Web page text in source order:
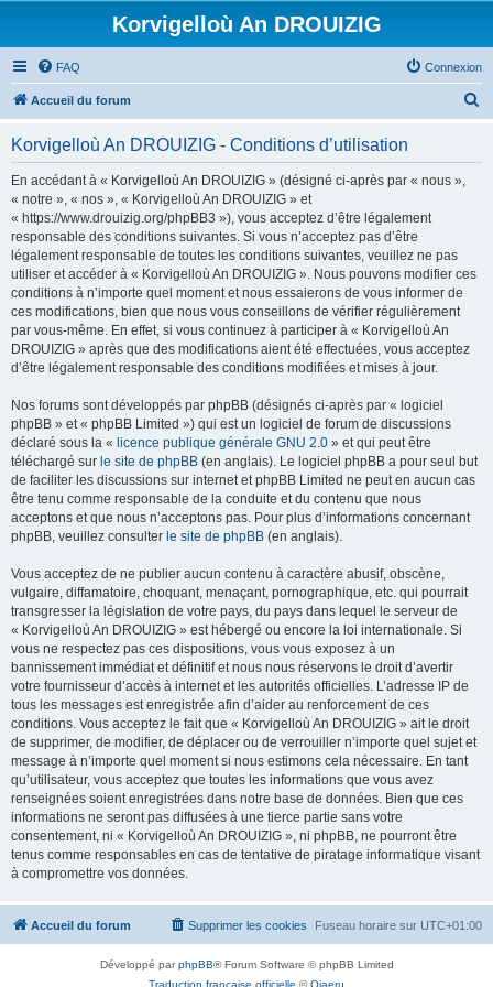
Korvigelloù An DROUIZIG
FAQ Connexion
Accueil du forum
Korvigelloù An DROUIZIG - Conditions d’utilisation
En accédant à « Korvigelloù An DROUIZIG » (désigné ci-après par « nous »,
« notre », « nos », « Korvigelloù An DROUIZIG » et
« https://www.drouizig.org/phpBB3 »), vous acceptez d’être légalement
responsable des conditions suivantes. Si vous n’acceptez pas d’être
légalement responsable de toutes les conditions suivantes, veuillez ne pas
utiliser et accéder à « Korvigelloù An DROUIZIG ». Nous pouvons modifier ces
conditions à n’importe quel moment et nous essaierons de vous informer de
ces modifications, bien que nous vous conseillons de vérifier régulièrement
par vous-même. En effet, si vous continuez à participer à « Korvigelloù An
DROUIZIG » après que des modifications aient été effectuées, vous acceptez
d’être légalement responsable des conditions modifiées et mises à jour.
Nos forums sont développés par phpBB (désignés ci-après par « logiciel
phpBB » et « phpBB Limited ») qui est un logiciel de forum de discussions
déclaré sous la « licence publique générale GNU 2.0 » et qui peut être
téléchargé sur le site de phpBB (en anglais). Le logiciel phpBB a pour seul but
de faciliter les discussions sur internet et phpBB Limited ne peut en aucun cas
être tenu comme responsable de la conduite et du contenu que nous
acceptons et que nous n’acceptons pas. Pour plus d’informations concernant
phpBB, veuillez consulter le site de phpBB (en anglais).
Vous acceptez de ne publier aucun contenu à caractère abusif, obscène,
vulgaire, diffamatoire, choquant, menaçant, pornographique, etc. qui pourrait
transgresser la législation de votre pays, du pays dans lequel le serveur de
« Korvigelloù An DROUIZIG » est hébergé ou encore la loi internationale. Si
vous ne respectez pas ces dispositions, vous vous exposez à un
bannissement immédiat et définitif et nous nous réservons le droit d’avertir
votre fournisseur d’accès à internet et les autorités officielles. L’adresse IP de
tous les messages est enregistrée afin d’aider au renforcement de ces
conditions. Vous acceptez le fait que « Korvigelloù An DROUIZIG » ait le droit
de supprimer, de modifier, de déplacer ou de verrouiller n’importe quel sujet et
message à n’importe quel moment si nous estimons cela nécessaire. En tant
qu’utilisateur, vous acceptez que toutes les informations que vous avez
renseignées soient enregistrées dans notre base de données. Bien que ces
informations ne seront pas diffusées à une tierce partie sans votre
consentement, ni « Korvigelloù An DROUIZIG », ni phpBB, ne pourront être
tenus comme responsables en cas de tentative de piratage informatique visant
à compromettre vos données.
Accueil du forum Fuseau horaire sur UTC+01:00
Supprimer les cookies
Développé parphpBB® Forum Software © phpBB Limited
Traduction française officielle ©Qiaeru